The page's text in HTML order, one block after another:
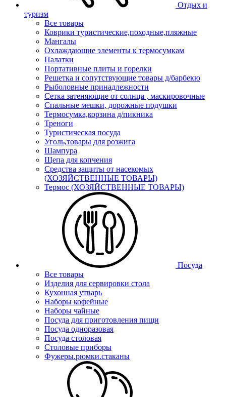
Отдых и
туризм
Все товары
Коврики туристические,походные,пляжные
Мангалы
Охлаждающие элементы к термосумкам
Палатки
Портативные плиты и горелки
Решетка и сопутствующие товары д/барбекю
Рыболовные принадлежности
Сетка затеняющие от солнца , маскировочные
Спальные мешки, дорожные подушки
Термосумка,корзина д/пикника
Треноги
Туристическая посуда
Уголь,товары для розжига
Шампура
Щепа для копчения
Средства защиты от насекомых
(ХОЗЯЙСТВЕННЫЕ ТОВАРЫ)
Термос (ХОЗЯЙСТВЕННЫЕ ТОВАРЫ)
Посуда
Все товары
Изделия для сервировки стола
Кухонная утварь
Наборы кофейные
Наборы чайные
Посуда для приготовления пищи
Посуда одноразовая
Посуда столовая
Столовые приборы
Фужеры.рюмки.стаканы